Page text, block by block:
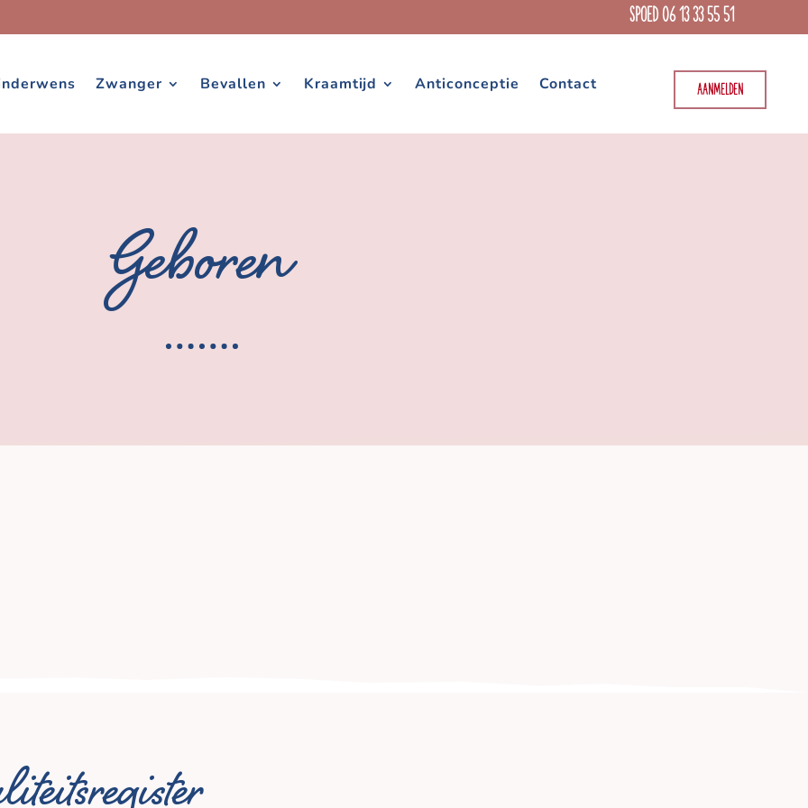
SPOED 06 13 33 55 51
Zwanger Bevallen Kraamtijd Anticonceptie Contact AANMELDEN
Geboren